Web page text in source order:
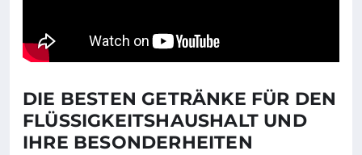
DIE BESTEN GETRÄNKE FÜR DEN
FLÜSSIGKEITSHAUSHALT UND
IHRE BESONDERHEITEN